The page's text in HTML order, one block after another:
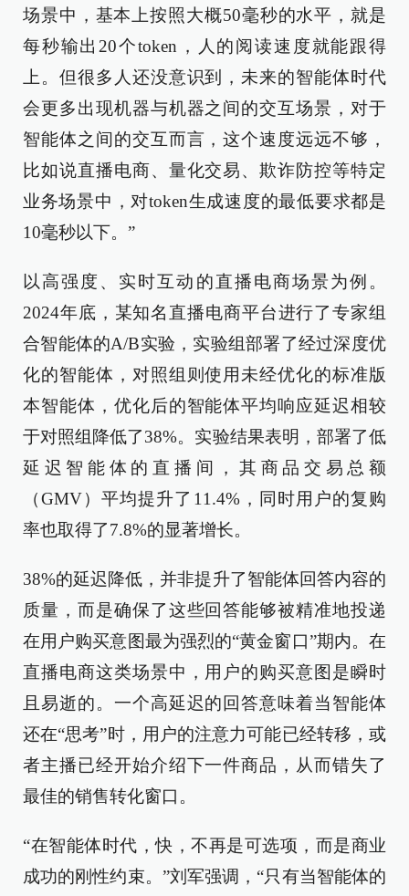
场景中，基本上按照大概50毫秒的水平，就是
每秒输出20个token，人的阅读速度就能跟得
上。但很多人还没意识到，未来的智能体时代
会更多出现机器与机器之间的交互场景，对于
智能体之间的交互而言，这个速度远远不够，
比如说直播电商、量化交易、欺诈防控等特定
业务场景中，对token生成速度的最低要求都是
10毫秒以下。”
以高强度、实时互动的直播电商场景为例。
2024年底，某知名直播电商平台进行了专家组
合智能体的A/B实验，实验组部署了经过深度优
化的智能体，对照组则使用未经优化的标准版
本智能体，优化后的智能体平均响应延迟相较
于对照组降低了38%。实验结果表明，部署了低
延迟智能体的直播间，其商品交易总额
（GMV）平均提升了11.4%，同时用户的复购
率也取得了7.8%的显著增长。
38%的延迟降低，并非提升了智能体回答内容的
质量，而是确保了这些回答能够被精准地投递
在用户购买意图最为强烈的“黄金窗口”期内。在
直播电商这类场景中，用户的购买意图是瞬时
且易逝的。一个高延迟的回答意味着当智能体
还在“思考”时，用户的注意力可能已经转移，或
者主播已经开始介绍下一件商品，从而错失了
最佳的销售转化窗口。
“在智能体时代，快，不再是可选项，而是商业
成功的刚性约束。”刘军强调，“只有当智能体的